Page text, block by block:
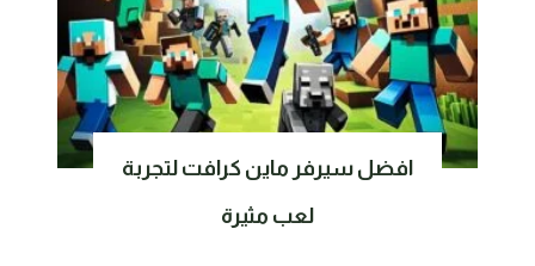
افضل سيرفر ماين كرافت لتجربة
لعب مثيرة